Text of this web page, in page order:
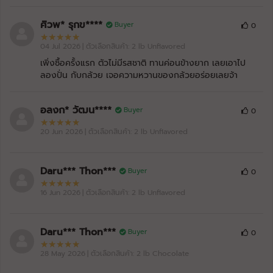
ศิวพ* รุกข**** Buyer
04 Jul 2026 | ตัวเลือกสินค้า: 2 lb Unflavored
0
เพิ่งซื้อครั้งแรก ตัวไม่มีรสชาติ ทานค่อนข้างยาก เลยเอาไป
ลองปั่น กับกล้วย เจอความหวานของกล้วยอร่อยเลยจ้า
อลงก* วัฒน**** Buyer
20 Jun 2026 | ตัวเลือกสินค้า: 2 lb Unflavored
0
Daru*** Thon*** Buyer
16 Jun 2026 | ตัวเลือกสินค้า: 2 lb Unflavored
0
Daru*** Thon*** Buyer
28 May 2026 | ตัวเลือกสินค้า: 2 lb Chocolate
0